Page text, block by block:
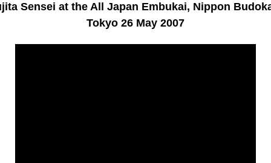
Sensei at the All Japan Embukai, Nippon
Tokyo 26 May 2007